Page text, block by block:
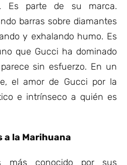
Es parte de su marca.
barras sobre diamantes
y exhalando humo. Es
que Gucci ha dominado
sin esfuerzo. En un
el amor de Gucci por la
e intrínseco a quién es
a la Marihuana
más conocido por sus